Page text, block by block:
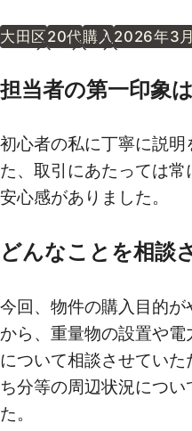
大田区20代購入 2026年3
担当者の第一印象は
初心者の私に丁寧に説明
た、取引にあたっては常
安心感がありました。
どんなことを相談
今回、物件の購入目的
から、重量物の設置や
について相談させてい
ち分等の周辺状況につ
た。